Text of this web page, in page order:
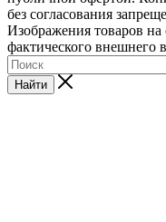
без согласования
Изображения товаров на
фактического внешнего
Найти